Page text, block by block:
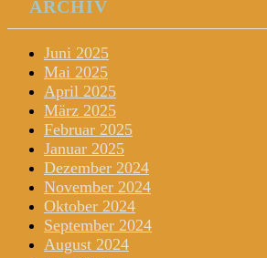
ARCHIV
Juni 2025
Mai 2025
April 2025
März 2025
Februar 2025
Januar 2025
Dezember 2024
November 2024
Oktober 2024
September 2024
August 2024